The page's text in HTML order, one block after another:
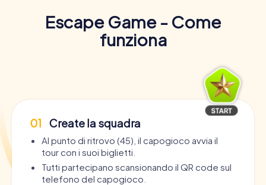
Escape Game - Come
funziona
01 Create la squadra
Al punto di ritrovo (45), il capogioco avvia il
tour con i suoi biglietti.
Tutti partecipano scansionando il QR code sul
telefono del capogioco.